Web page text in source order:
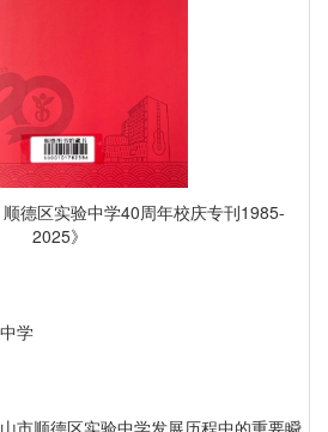
顺德区实验中学40周年校庆专刊1985-
2025》
学
市顺德区实验中学发展历程中的重要瞬